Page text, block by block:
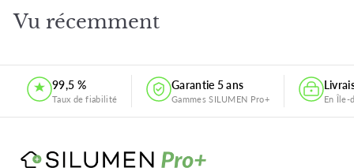
Vu récemment
99,5 %
Taux de fiabilité
Garantie 5 ans
Gammes SILUMEN Pro+ En Île-